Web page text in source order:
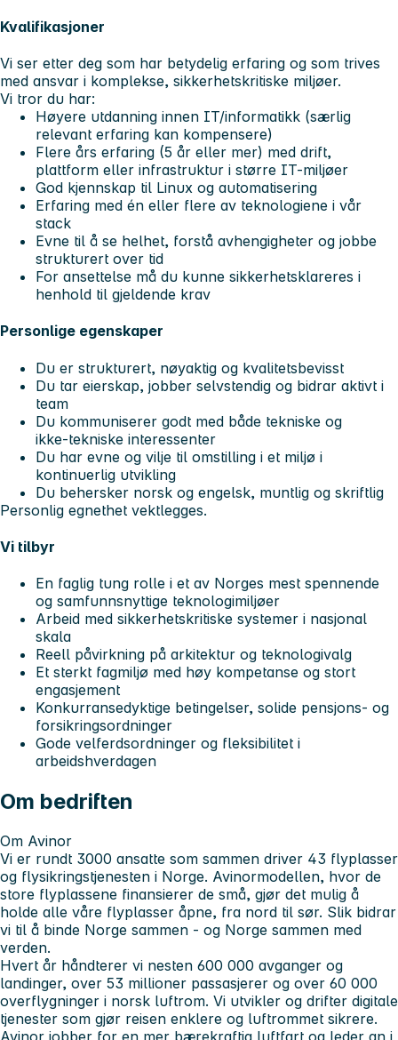
Kvalifikasjoner
Vi ser etter deg som har betydelig erfaring og som trives
med ansvar i komplekse, sikkerhetskritiske miljøer.
Vi tror du har:
Høyere utdanning innen IT/informatikk (særlig
relevant erfaring kan kompensere)
Flere års erfaring (5 år eller mer) med drift,
plattform eller infrastruktur i større IT-miljøer
God kjennskap til Linux og automatisering
Erfaring med én eller flere av teknologiene i vår
stack
Evne til å se helhet, forstå avhengigheter og jobbe
strukturert over tid
For ansettelse må du kunne sikkerhetsklareres i
henhold til gjeldende krav
Personlige egenskaper
Du er strukturert, nøyaktig og kvalitetsbevisst
Du tar eierskap, jobber selvstendig og bidrar aktivt i
team
Du kommuniserer godt med både tekniske og
ikke‑tekniske interessenter
Du har evne og vilje til omstilling i et miljø i
kontinuerlig utvikling
Du behersker norsk og engelsk, muntlig og skriftlig
Personlig egnethet vektlegges.
Vi tilbyr
En faglig tung rolle i et av Norges mest spennende
og samfunnsnyttige teknologimiljøer
Arbeid med sikkerhetskritiske systemer i nasjonal
skala
Reell påvirkning på arkitektur og teknologivalg
Et sterkt fagmiljø med høy kompetanse og stort
engasjement
Konkurransedyktige betingelser, solide pensjons- og
forsikringsordninger
Gode velferdsordninger og fleksibilitet i
arbeidshverdagen
Om bedriften
Om Avinor
Vi er rundt 3000 ansatte som sammen driver 43 flyplasser
og flysikringstjenesten i Norge. Avinormodellen, hvor de
store flyplassene finansierer de små, gjør det mulig å
holde alle våre flyplasser åpne, fra nord til sør. Slik bidrar
vi til å binde Norge sammen - og Norge sammen med
verden.
Hvert år håndterer vi nesten 600 000 avganger og
landinger, over 53 millioner passasjerer og over 60 000
overflygninger i norsk luftrom. Vi utvikler og drifter digitale
tjenester som gjør reisen enklere og luftrommet sikrere.
Avinor jobber for en mer bærekraftig luftfart og leder an i